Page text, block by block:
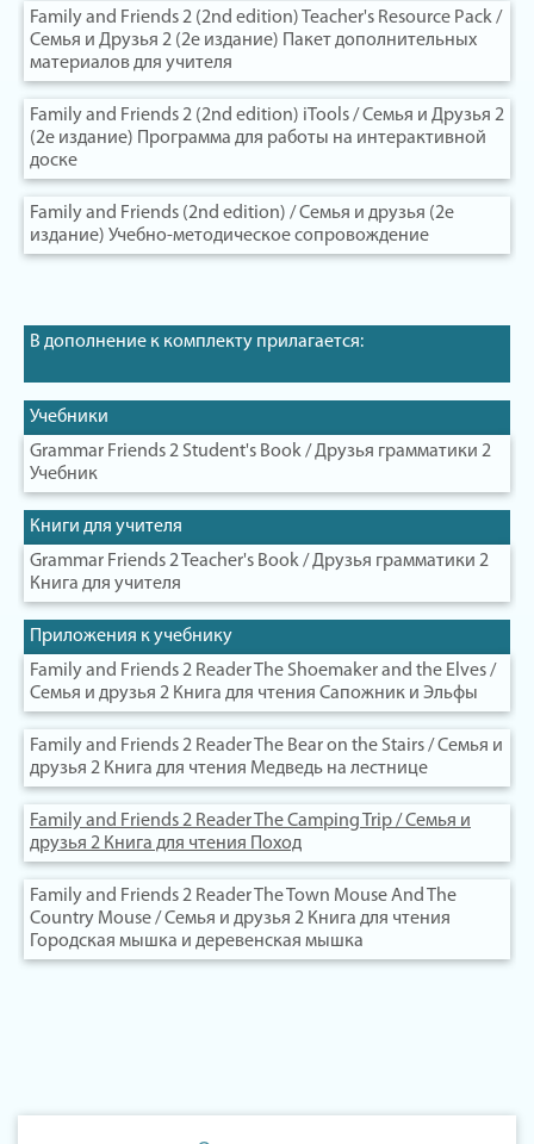
Family and Friends 2 (2nd edition) Teacher's Resource Pack /
Семья и Друзья 2 (2е издание) Пакет дополнительных
материалов для учителя
Family and Friends 2 (2nd edition) iTools / Семья и Друзья 2
(2е издание) Программа для работы на интерактивной
доске
Family and Friends (2nd edition) / Семья и друзья (2е
издание) Учебно-методическое сопровождение
В дополнение к комплекту прилагается:
Учебники
Grammar Friends 2 Student's Book / Друзья грамматики 2
Учебник
Книги для учителя
Grammar Friends 2 Teacher's Book / Друзья грамматики 2
Книга для учителя
Приложения к учебнику
Family and Friends 2 Reader The Shoemaker and the Elves /
Семья и друзья 2 Книга для чтения Сапожник и Эльфы
Family and Friends 2 Reader The Bear on the Stairs / Семья и
друзья 2 Книга для чтения Медведь на лестнице
Family and Friends 2 Reader The Camping Trip / Семья и
друзья 2 Книга для чтения Поход
Family and Friends 2 Reader The Town Mouse And The
Country Mouse / Семья и друзья 2 Книга для чтения
Городская мышка и деревенская мышка